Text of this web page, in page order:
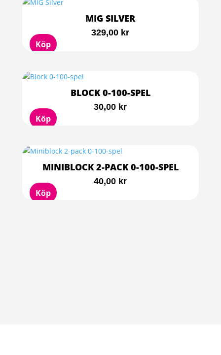
MIG SILVER
329,00 kr
Köp
BLOCK 0-100-SPEL
30,00 kr
Köp
MINIBLOCK 2-PACK 0-100-SPEL
40,00 kr
Köp